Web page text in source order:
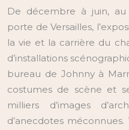
De décembre à juin,
porte de Versailles,
la vie et la carrière du
d’installations
bureau de Johnny à
costumes de scène et
milliers d’images
d’anecdotes